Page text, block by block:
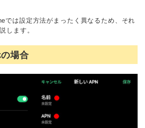
では設定方法がまったく異なるため、それ
します。
場合